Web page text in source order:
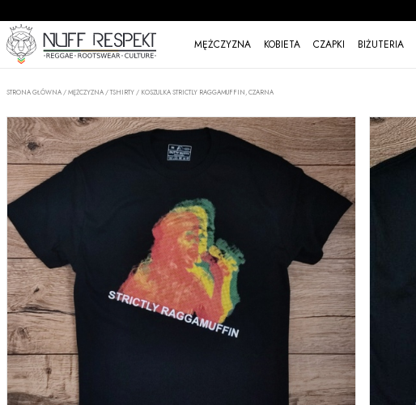
MĘŻCZYZNA KOBIETA CZAPKI BIŻUTERIA
STRONA GŁÓWNA /MĘŻCZYZNA /TSHIRTY / KOSZULKA STRICTLY RAGGAMUFFIN, CZARNA